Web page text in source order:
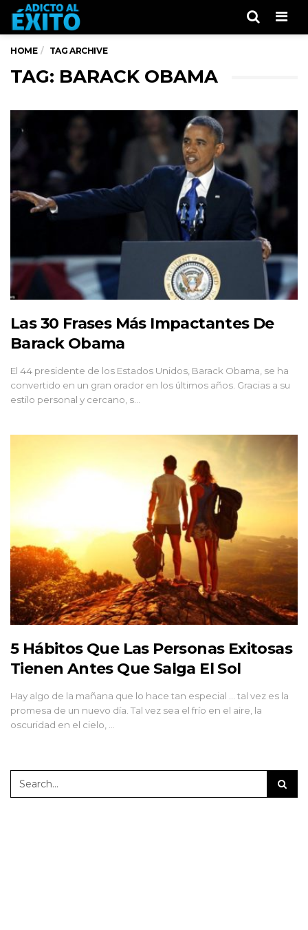
HOME TAG ARCHIVE
TAG: BARACK OBAMA
Las 30 Frases Más Impactantes De
Barack Obama
El 44 presidente de los Estados Unidos, Barack Obama, se ha
convertido en un gran orador en los últimos años. Gracias a su
estilo personal y cercano, s…
5 Hábitos Que Las Personas Exitosas
Tienen Antes Que Salga El Sol
Hay algo de la mañana que lo hace tan especial ... tal vez es la
promesa de un nuevo día. Tal vez sea el frío en el aire, la
oscuridad en el cielo, …